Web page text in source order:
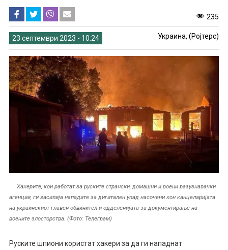
235
23 септември 2023 - 10:24 Украина, (Ројтерс)
Хакерите, кои работат за руските странски, домашни и воени разузнавачки
агенции, ги засилија нападите за дигитален упад насочени кон канцеларијата
на украинскиот главен обвинител и одделенијата за документирање на
воените злосторства. (Фото: Телеграм)
Руските шпиони користат хакери за да ги нападнат